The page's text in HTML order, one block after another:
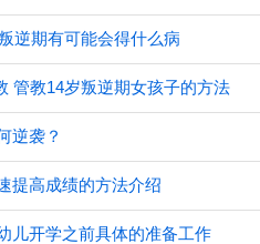
逆期有可能会得什么病
管教14岁叛逆期女孩子的方法
逆袭？
提高成绩的方法介绍
儿开学之前具体的准备工作